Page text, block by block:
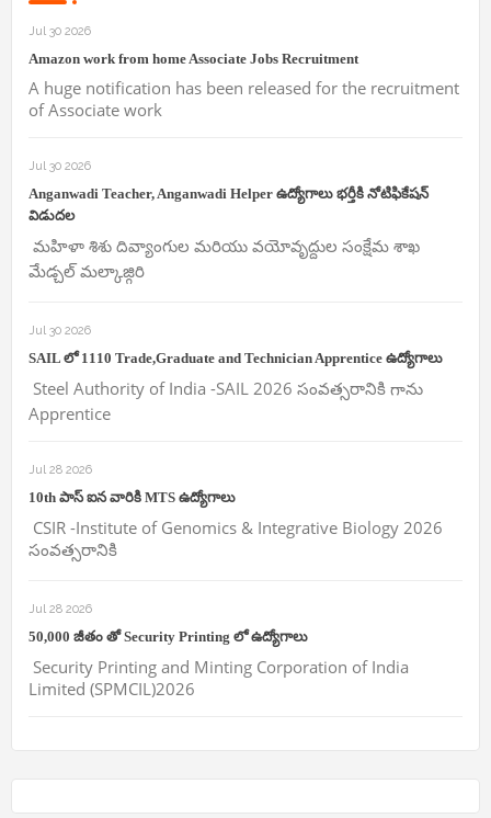
Jul 30 2026
Amazon work from home Associate Jobs Recruitment
A huge notification has been released for the recruitment
of Associate work
Jul 30 2026
Anganwadi Teacher, Anganwadi Helper ఉద్యోగాలు భర్తీకి నోటిఫికేషన్
విడుదల
మహిళా శిశు దివ్యాంగుల మరియు వయోవృద్దుల సంక్షేమ శాఖ
మేడ్చల్ మల్కాజ్గిరి
Jul 30 2026
SAIL లో 1110 Trade,Graduate and Technician Apprentice ఉద్యోగాలు
Steel Authority of India -SAIL 2026 సంవత్సరానికి గాను
Apprentice
Jul 28 2026
10th పాస్ ఐన వారికి MTS ఉద్యోగాలు
CSIR -Institute of Genomics & Integrative Biology 2026
సంవత్సరానికి
Jul 28 2026
50,000 జీతం తో Security Printing లో ఉద్యోగాలు
Security Printing and Minting Corporation of India
Limited (SPMCIL)2026